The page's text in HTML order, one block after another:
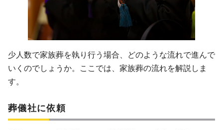
少人数で家族葬を執り行う場合、どのような流れで進んで
いくのでしょうか。ここでは、家族葬の流れを解説しま
す。
葬儀社に依頼